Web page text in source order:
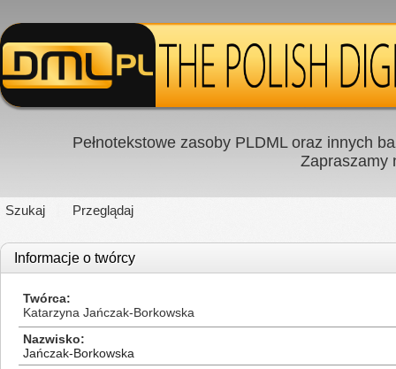
Pełnotekstowe zasoby PLDML oraz innych
Zapraszamy
Szukaj Przeglądaj
Informacje o twórcy
Twórca
Katarzyna Jańczak-Borkowska
Nazwisko
Jańczak-Borkowska